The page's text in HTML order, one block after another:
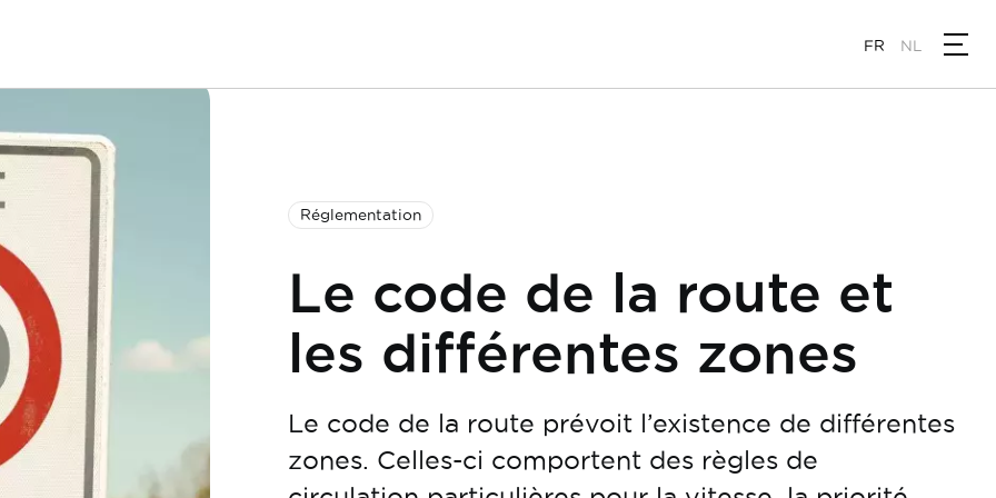
FR NL
Réglementation
Le code de la route et
les différentes zones
Le code de la route prévoit l’existence de différentes
zones. Celles-ci comportent des règles de